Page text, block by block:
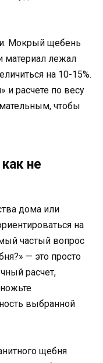
Мокрый щебень
материал лежал
на 10-15%.
и расчете по весу
чтобы
не
дома или
на
частый вопрос
— это просто
расчет,
выбранной
щебня